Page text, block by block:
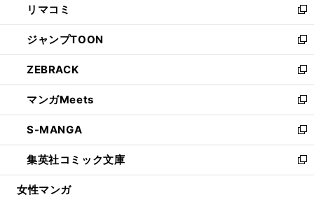
で
開
く
ド
ウ
で
開
く
ィ
ン
ド
ウ
で
開
く
い
ウ
ィ
ン
ド
ウ
で
開
く
リマコミ
新
し
い
ウ
ィ
ン
ド
ウ
で
開
く
ジャンプTOON
新
し
い
ウ
ィ
ン
ド
ウ
で
開
ZEBRACK
新
し
い
ウ
ィ
ン
ド
ウ
マンガMeets
新
し
い
ウ
ィ
ン
S-MANGA
新
し
い
ウ
集英社コミック文庫
新
し
女性マンガ